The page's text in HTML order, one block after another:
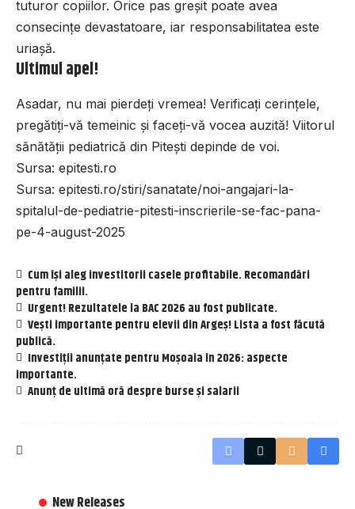
tuturor copiilor. Orice pas greșit poate avea
consecințe devastatoare, iar responsabilitatea este
uriașă.
Ultimul apel!
Asadar, nu mai pierdeți vremea! Verificați cerințele,
pregătiți-vă temeinic și faceți-vă vocea auzită! Viitorul
sănătății pediatrică din Pitești depinde de voi.
Sursa: epitesti.ro
Sursa: epitesti.ro/stiri/sanatate/noi-angajari-la-
spitalul-de-pediatrie-pitesti-inscrierile-se-fac-pana-
pe-4-august-2025
Cum își aleg investitorii casele profitabile. Recomandări
pentru familii.
Urgent! Rezultatele la BAC 2026 au fost publicate.
Vești importante pentru elevii din Argeș! Lista a fost făcută
publică.
Investiții anunțate pentru Moșoaia în 2026: aspecte
importante.
Anunț de ultimă oră despre burse și salarii
New Releases